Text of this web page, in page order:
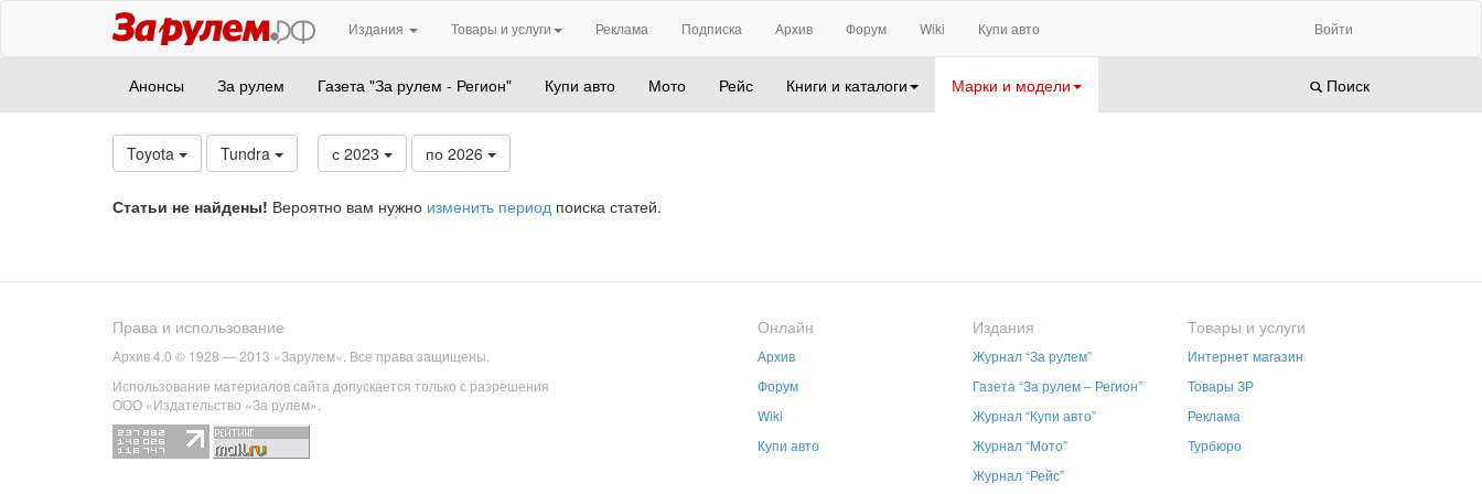
Издания Товары и услуги Реклама Подписка Архив Форум Wiki Купи авто Войти
Анонсы За рулем Газета "За рулем - Регион" Купи авто Мото Рейс Книги и каталоги Марки и модели Поиск
Toyota Tundra с 2023 по 2026
Статьи не найдены! Вероятно вам нужно изменить период поиска статей.
Права и использование
Архив 4.0 © 1928 — 2013 «Зарулем». Все права защищены.
Использование материалов сайта допускается только с разрешения
ООО «Издательство «За рулем».
Онлайн
Архив
Форум
Wiki
Купи авто
Издания
Журнал “За рулем”
Газета “За рулем – Регион”
Журнал “Купи авто”
Журнал “Мото”
Журнал “Рейс”
Товары и услуги
Интернет магазин
Товары ЗР
Реклама
Турбюро